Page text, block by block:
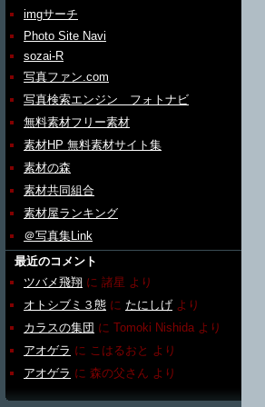
imgサーチ
Photo Site Navi
sozai-R
写真ファン.com
写真検索エンジン フォトナビ
無料素材フリー素材
素材HP 無料素材サイト集
素材の森
素材共同組合
素材屋ランキング
＠写真集Link
最近のコメント
ツバメ飛翔 に 諸星 より
オトシブミ３態 に たにしげ より
カラスの集団 に Tomoki Nishida より
アオゲラ に こはるおと より
アオゲラ に 森の父さん より